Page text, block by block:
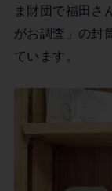
ま財団で福田さ
がお調査」の封
ています。